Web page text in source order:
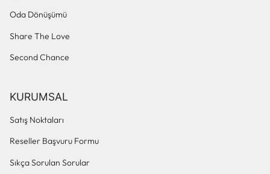
Oda Dönüşümü
Share The Love
Second Chance
KURUMSAL
Satış Noktaları
Reseller Başvuru Formu
Sıkça Sorulan Sorular